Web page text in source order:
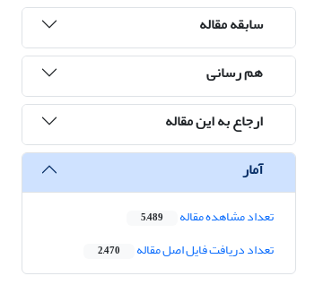
سابقه مقاله
هم رسانی
ارجاع به این مقاله
آمار
تعداد مشاهده مقاله 5,489
تعداد دریافت فایل اصل مقاله 2,470